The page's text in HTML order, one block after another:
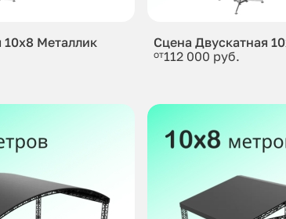
Металлик Сцена Двускатная
от112 000 руб.